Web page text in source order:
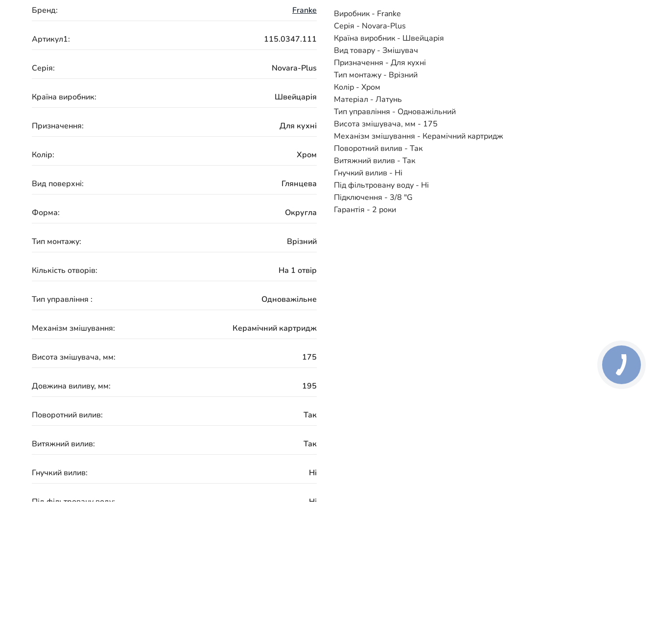
Бренд: Franke
Артикул1: 115.0347.111
Серія: Novara-Plus
Країна виробник: Швейцарія
Призначення: Для кухні
Колір: Хром
Вид поверхні: Глянцева
Форма: Округла
Тип монтажу: Врізний
Кількість отворів: На 1 отвір
Тип управління : Одноважільне
Механізм змішування: Керамічний картридж
Висота змішувача, мм: 175
Довжина виливу, мм: 195
Поворотний вилив: Так
Витяжний вилив: Так
Гнучкий вилив: Ні
Під фільтровану воду: Ні
Виробник - Franke
Серія - Novara-Plus
Країна виробник - Швейцарія
Вид товару - Змішувач
Призначення - Для кухні
Тип монтажу - Врізний
Колір - Хром
Матеріал - Латунь
Тип управління - Одноважільний
Висота змішувача, мм - 175
Механізм змішування - Керамічний картридж
Поворотний вилив - Так
Витяжний вилив - Так
Гнучкий вилив - Ні
Під фільтровану воду - Ні
Підключення - 3/8 "G
Гарантія - 2 роки